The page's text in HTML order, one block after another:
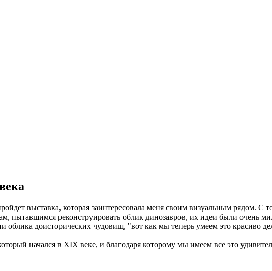
выставка, которая заинтересовала меня своим визуальным рядом. С
пытавшимся реконструировать облик динозавров, их идеи были очень
облика доисторических чудовищ, "вот как мы теперь умеем это красиво
начался в XIX веке, и благодаря которому мы имеем все это